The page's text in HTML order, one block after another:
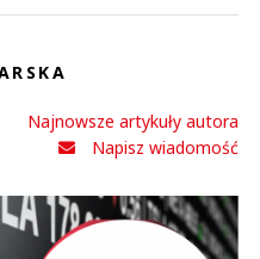
Najnowsze artykuły autora
Napisz wiadomość